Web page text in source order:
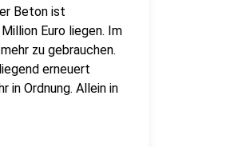
Beton ist
Euro liegen. Im
zu gebrauchen.
erneuert
in Ordnung. Allein in